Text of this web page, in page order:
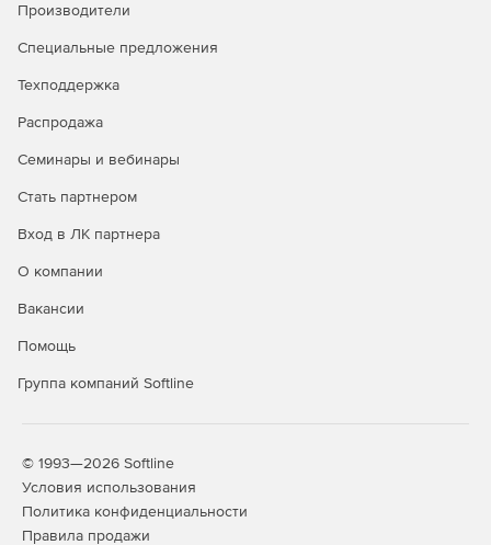
Производители
Специальные предложения
Техподдержка
Распродажа
Семинары и вебинары
Стать партнером
Вход в ЛК партнера
О компании
Вакансии
Помощь
Группа компаний Softline
© 1993—2026 Softline
Условия использования
Политика конфиденциальности
Правила продажи